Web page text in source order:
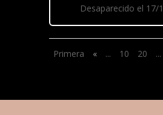
Desaparecido el 17/
Primera « ... 10 20 ...